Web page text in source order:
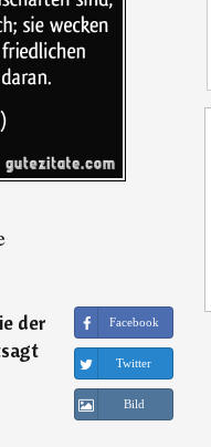
der
Facebook
Twitter
Bild